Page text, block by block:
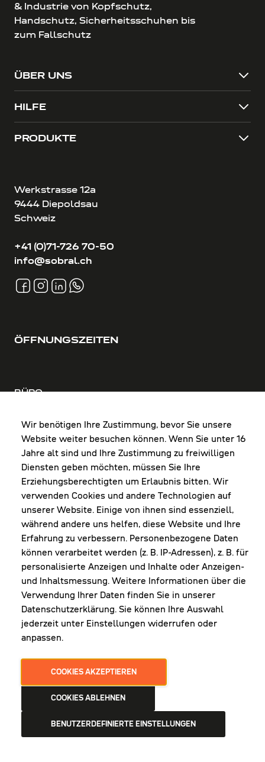
Wir benötigen Ihre Zustimmung, bevor Sie unsere
Website weiter besuchen können. Wenn Sie unter 16
Jahre alt sind und Ihre Zustimmung zu freiwilligen
Diensten geben möchten, müssen Sie Ihre
Erziehungsberechtigten um Erlaubnis bitten. Wir
verwenden Cookies und andere Technologien auf
unserer Website. Einige von ihnen sind essenziell,
während andere uns helfen, diese Website und Ihre
Erfahrung zu verbessern. Personenbezogene Daten
können verarbeitet werden (z. B. IP-Adressen), z. B. für
personalisierte Anzeigen und Inhalte oder Anzeigen-
und Inhaltsmessung. Weitere Informationen über die
Verwendung Ihrer Daten finden Sie in unserer
Datenschutzerklärung. Sie können Ihre Auswahl
jederzeit unter Einstellungen widerrufen oder
anpassen.
COOKIES AKZEPTIEREN
COOKIES ABLEHNEN
BENUTZERDEFINIERTE EINSTELLUNGEN
& Industrie von Kopfschutz,
Handschutz, Sicherheitsschuhen bis
zum Fallschutz
ÜBER UNS
HILFE
PRODUKTE
Werkstrasse 12a
9444 Diepoldsau
Schweiz
+41 (0)71-726 70-50
info@sobral.ch
ÖFFNUNGSZEITEN
BÜRO
FR: 8:00-12:00 & 13:00-16:00 Uhr
Shop Diepoldsau
MO-Do: 8:00-12:00 & 13:00-17:30 Uhr
Fr: 8:00-16:00 Uhr
1. Samstag im Monat: 9:00-16:00 Uhr
NEWSLETTER
Erhalte Infos zu aktueller Arbeitskleidung für
deine Firma und unseren Service
AGB DATENSCHUTZ IMPRESSUM